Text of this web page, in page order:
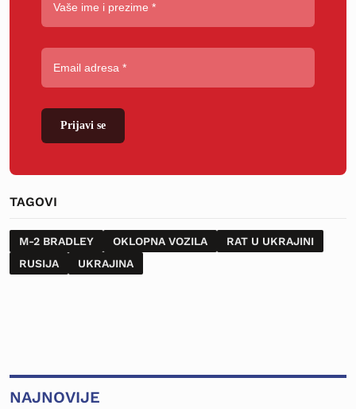
Prijavi se
TAGOVI
M-2 BRADLEY OKLOPNA VOZILA
RAT U UKRAJINI
RUSIJA
UKRAJINA
NAJNOVIJE